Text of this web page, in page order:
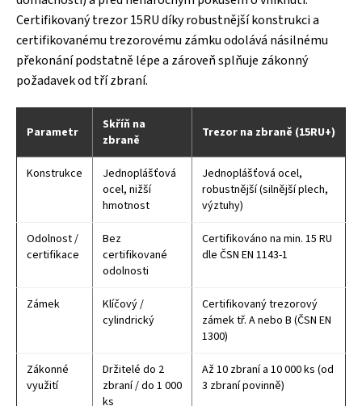
Certifikovaný trezor 15RU díky robustnější konstrukci a
certifikovanému trezorovému zámku odolává násilnému
překonání podstatně lépe a zároveň splňuje zákonný
požadavek od tří zbraní.
Parametr
Skříň na
zbraně
Trezor na zbraně (15RU+)
Konstrukce
Jednoplášťová
ocel, nižší
hmotnost
Jednoplášťová ocel,
robustnější (silnější plech,
výztuhy)
Odolnost /
certifikace
Bez
certifikované
odolnosti
Certifikováno na min. 15 RU
dle ČSN EN 1143-1
Zámek
Klíčový /
cylindrický
Certifikovaný trezorový
zámek tř. A nebo B (ČSN EN
1300)
Zákonné
využití
Držitelé do 2
zbraní / do 1 000
ks
Až 10 zbraní a 10 000 ks (od
3 zbraní povinně)